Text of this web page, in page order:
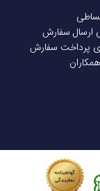
ارسال سفارش
پرداخت سفارش